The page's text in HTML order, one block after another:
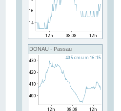
DONAU - Passau